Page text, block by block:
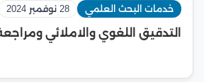
خدمات البحث العلمي 28 نوفمبر 2024
التدقيق اللغوي والاملائي